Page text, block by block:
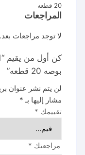
20 قطعه
المراجعات
لا توجد مراجعات بعد.
بوصه 20 قطعه”
لن يتم نشر عنوان
مشار إليها بـ *
تقييمك *
مراجعتك *